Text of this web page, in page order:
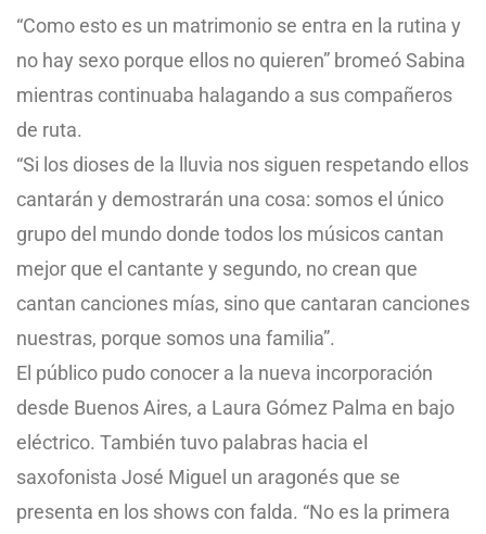
“Como esto es un matrimonio se entra en la rutina y
no hay sexo porque ellos no quieren” bromeó Sabina
mientras continuaba halagando a sus compañeros
de ruta.
“Si los dioses de la lluvia nos siguen respetando ellos
cantarán y demostrarán una cosa: somos el único
grupo del mundo donde todos los músicos cantan
mejor que el cantante y segundo, no crean que
cantan canciones mías, sino que cantaran canciones
nuestras, porque somos una familia”.
El público pudo conocer a la nueva incorporación
desde Buenos Aires, a Laura Gómez Palma en bajo
eléctrico. También tuvo palabras hacia el
saxofonista José Miguel un aragonés que se
presenta en los shows con falda. “No es la primera